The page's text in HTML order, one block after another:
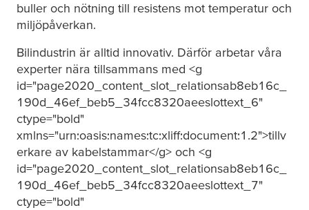
buller och nötning till resistens mot temperatur och
miljöpåverkan.
Bilindustrin är alltid innovativ. Därför arbetar våra
experter nära tillsammans med <g
id="page2020_content_slot_relationsab8eb16c_
190d_46ef_beb5_34fcc8320aeeslottext_6"
ctype="bold"
xmlns="urn:oasis:names:tc:xliff:document:1.2">tillv
erkare av kabelstammar</g> och <g
id="page2020_content_slot_relationsab8eb16c_
190d_46ef_beb5_34fcc8320aeeslottext_7"
ctype="bold"